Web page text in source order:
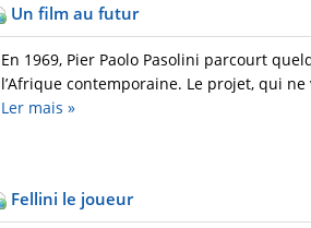
Un film au futur
En 1969, Pier Paolo Pasolini parcourt
l’Afrique contemporaine. Le projet, qui
Ler mais »
Fellini le joueur